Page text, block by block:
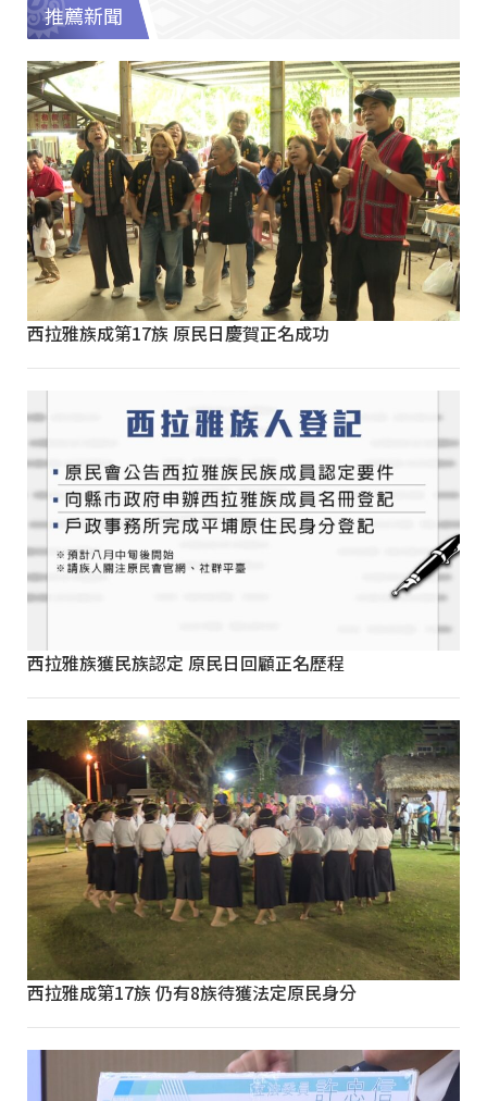
推薦新聞
西拉雅族成第17族 原民日慶賀正名成功
西拉雅族獲民族認定 原民日回顧正名歷程
西拉雅成第17族 仍有8族待獲法定原民身分